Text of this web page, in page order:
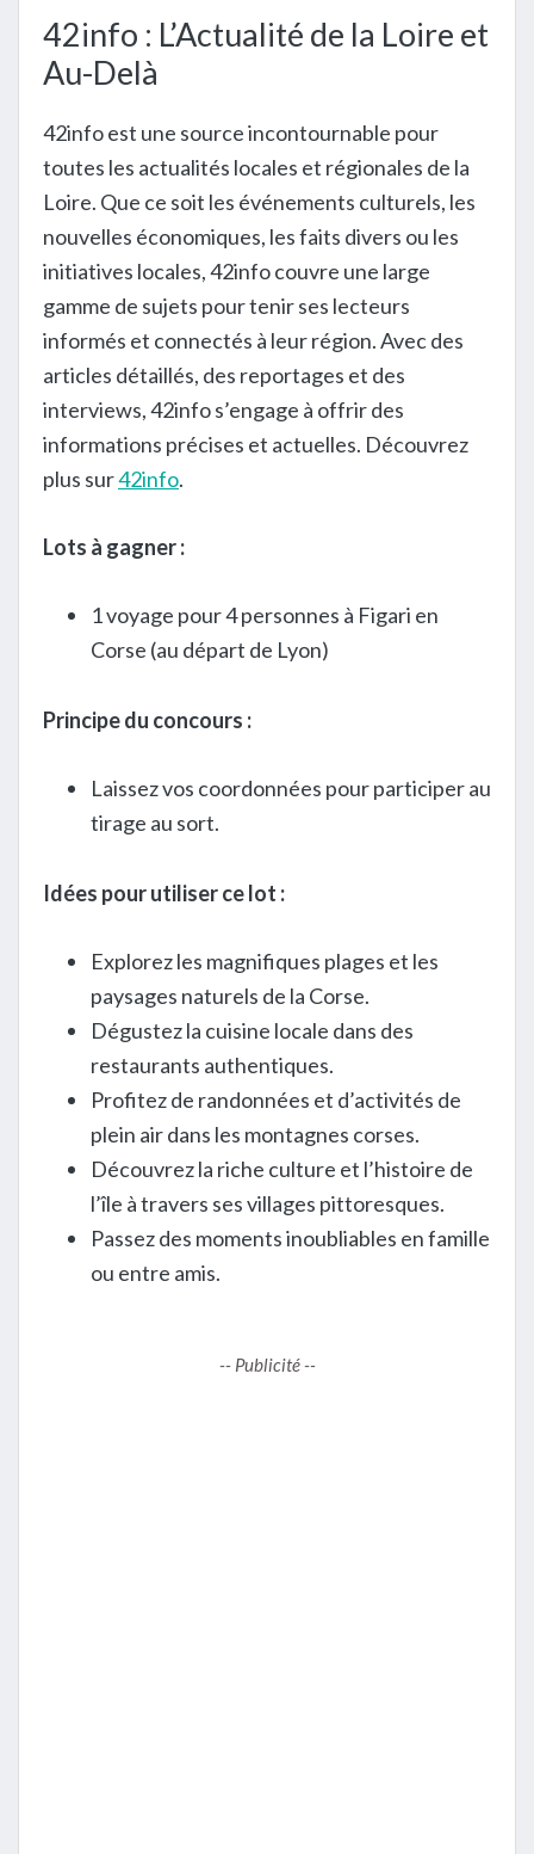
42info : L’Actualité de la Loire et
Au-Delà
42info est une source incontournable pour
toutes les actualités locales et régionales de la
Loire. Que ce soit les événements culturels, les
nouvelles économiques, les faits divers ou les
initiatives locales, 42info couvre une large
gamme de sujets pour tenir ses lecteurs
informés et connectés à leur région. Avec des
articles détaillés, des reportages et des
interviews, 42info s’engage à offrir des
informations précises et actuelles. Découvrez
plus sur42info.
Lots à gagner :
1 voyage pour 4 personnes à Figari en
Corse (au départ de Lyon)
Principe du concours :
Laissez vos coordonnées pour participer au
tirage au sort.
Idées pour utiliser ce lot :
Explorez les magnifiques plages et les
paysages naturels de la Corse.
Dégustez la cuisine locale dans des
restaurants authentiques.
Profitez de randonnées et d’activités de
plein air dans les montagnes corses.
Découvrez la riche culture et l’histoire de
l’île à travers ses villages pittoresques.
Passez des moments inoubliables en famille
ou entre amis.
-- Publicité --